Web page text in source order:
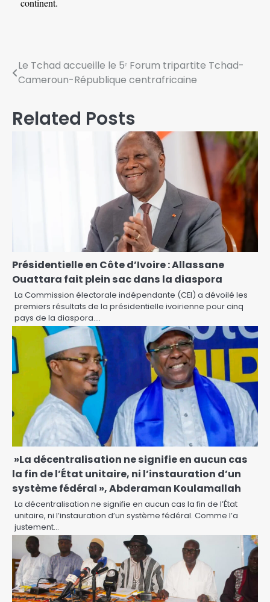
continent.
Le Tchad accueille le 5ᵉ Forum tripartite Tchad-
Cameroun-République centrafricaine
Related Posts
Présidentielle en Côte d’Ivoire : Allassane
Ouattara fait plein sac dans la diaspora
La Commission électorale indépendante (CEI) a dévoilé les
premiers résultats de la présidentielle ivoirienne pour cinq
pays de la diaspora.…
»La décentralisation ne signifie en aucun cas
la fin de l’État unitaire, ni l’instauration d’un
système fédéral », Abderaman Koulamallah
La décentralisation ne signifie en aucun cas la fin de l’État
unitaire, ni l’instauration d’un système fédéral. Comme l’a
justement…